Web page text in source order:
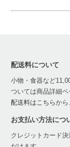
配送料について
小物・食器など
ついては商品詳細ペ
配送料はこちらから
お支払い方法につ
クレジットカード